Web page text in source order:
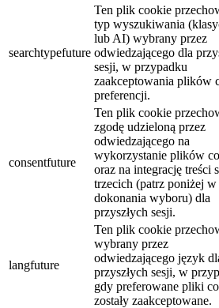
searchtypefuture
Ten plik cookie
typ wyszukiwania
lub AI) wybrany przez
odwiedzającego dla
sesji, w przypadku
zaakceptowania plików
preferencji.
consentfuture
Ten plik cookie
zgodę udzieloną przez
odwiedzającego na
wykorzystanie plików
oraz na integrację treści
trzecich (patrz poniżej w
dokonania wyboru) dla
przyszłych sesji.
langfuture
Ten plik cookie
wybrany przez
odwiedzającego język
przyszłych sesji, w
gdy preferowane pliki
zostały zaakceptowane.